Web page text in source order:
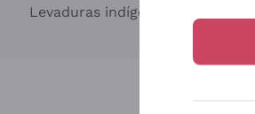
Levaduras indígenas